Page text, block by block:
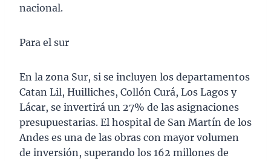
nacional.
Para el sur
En la zona Sur, si se incluyen los departamentos
Catan Lil, Huilliches, Collón Curá, Los Lagos y
Lácar, se invertirá un 27% de las asignaciones
presupuestarias. El hospital de San Martín de los
Andes es una de las obras con mayor volumen
de inversión, superando los 162 millones de